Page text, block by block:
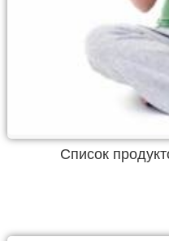
Список